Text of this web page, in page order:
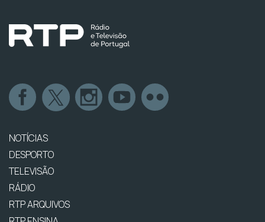
NOTÍCIAS
DESPORTO
TELEVISÃO
RÁDIO
RTP ARQUIVOS